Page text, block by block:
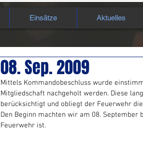
Einsätze Aktuelles
08. Sep. 2009
Mittels Kommandobeschluss wurde
Mitgliedschaft nachgeholt werden. Diese
berücksichtigt und obliegt der Feuerwehr
Den Beginn machten wir am 08.
Feuerwehr ist.